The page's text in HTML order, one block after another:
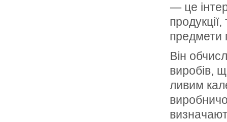
— це
предмети
Він
виробів,
ливим